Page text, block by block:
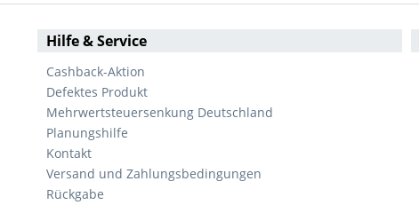
Hilfe & Service
Cashback-Aktion
Defektes Produkt
Mehrwertsteuersenkung Deutschland
Planungshilfe
Kontakt
Versand und Zahlungsbedingungen
Rückgabe